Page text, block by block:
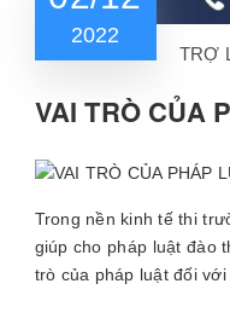
2022
TRỢ
VAI TRÒ CỦA
Trong nền kinh tế thi
giúp cho pháp luật đào
trò của pháp luật đối